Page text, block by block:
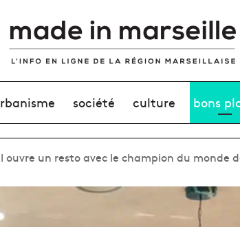
société culture bons
ouvre un resto avec le champion du monde